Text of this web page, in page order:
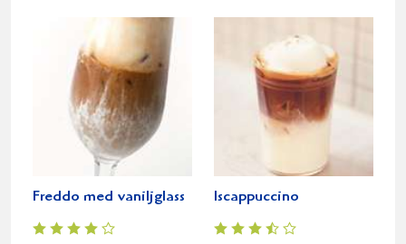
Freddo med vaniljglass Iscappuccino